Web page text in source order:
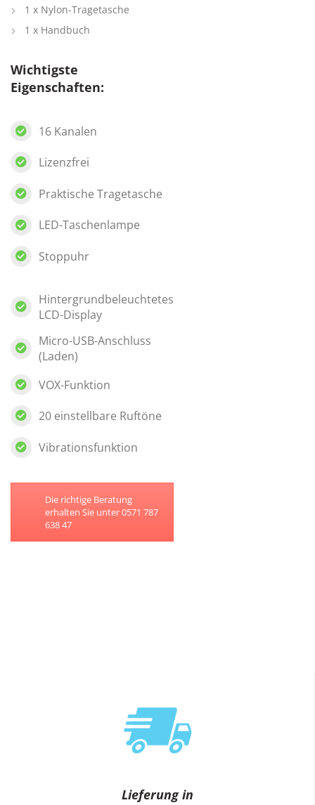
1 x Nylon-Tragetasche
1 x Handbuch
Wichtigste
Eigenschaften:
16 Kanalen
Lizenzfrei
Praktische Tragetasche
LED-Taschenlampe
Stoppuhr
Hintergrundbeleuchtetes
LCD-Display
Micro-USB-Anschluss
(Laden)
VOX-Funktion
20 einstellbare Ruftöne
Vibrationsfunktion
Die richtige Beratung
erhalten Sie unter 0571 787
638 47
Lieferung in